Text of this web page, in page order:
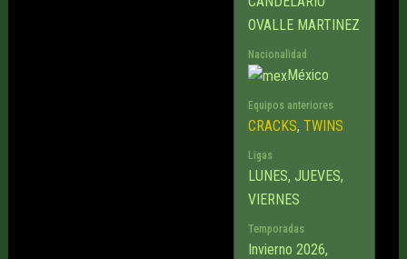
OVALLE MARTINEZ
Nacionalidad
México
Equipos anteriores
CRACKS, TWINS
Ligas
LUNES, JUEVES,
VIERNES
Temporadas
Invierno 2026,